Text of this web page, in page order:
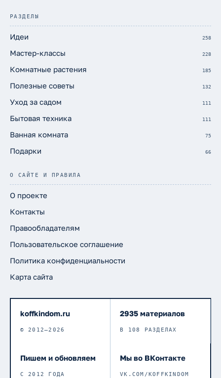
РАЗДЕЛЫ
Идеи 258
Мастер-классы 228
Комнатные растения 185
Полезные советы 132
Уход за садом 111
Бытовая техника 111
Ванная комната 75
Подарки 66
О САЙТЕ И ПРАВИЛА
О проекте
Контакты
Правообладателям
Пользовательское соглашение
Политика конфиденциальности
Карта сайта
koffkindom.ru
© 2012–2026
2935 материалов
В 108 РАЗДЕЛАХ
Пишем и обновляем
С 2012 ГОДА
Мы во ВКонтакте
VK.COM/KOFFKINDOM